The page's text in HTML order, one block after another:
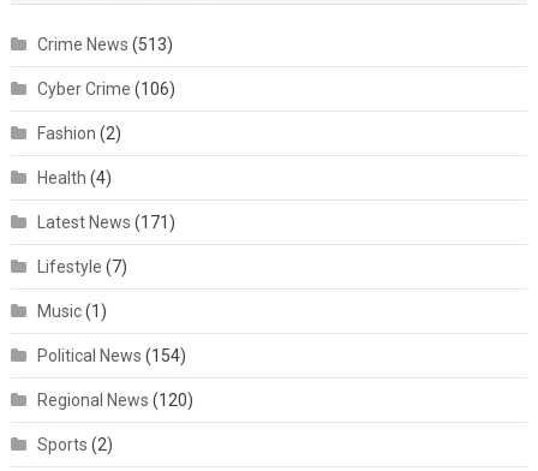
Crime News (513)
Cyber Crime (106)
Fashion (2)
Health (4)
Latest News (171)
Lifestyle (7)
Music(1)
Political News (154)
Regional News (120)
Sports (2)